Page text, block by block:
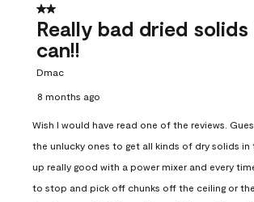
2 out of 5 stars.
Really bad dried
can!!
Dmac
8 months ago
Wish I would have read one of the reviews.
the unlucky ones to get all kinds of dry solids in
up really good with a power mixer and every
to stop and pick off chunks off the ceiling or